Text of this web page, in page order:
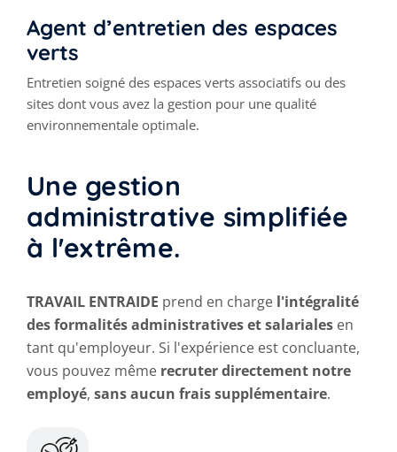
Agent d’entretien des espaces
verts
Entretien soigné des espaces verts associatifs ou des
sites dont vous avez la gestion pour une qualité
environnementale optimale.
Une gestion
administrative simplifiée
à l'extrême.
TRAVAIL ENTRAIDE prend en charge l'intégralité
des formalités administratives et salariales en
tant qu'employeur. Si l'expérience est concluante,
vous pouvez même recruter directement notre
employé, sans aucun frais supplémentaire.